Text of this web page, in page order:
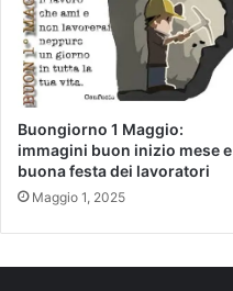
Buongiorno 1 Maggio:
immagini buon inizio mese e
buona festa dei lavoratori
Maggio 1, 2025